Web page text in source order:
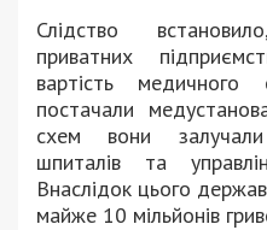
Слідство
приватних
вартість
постачали
схем вони залучали
шпиталів та
Внаслідок цього
майже 10 мільйонів